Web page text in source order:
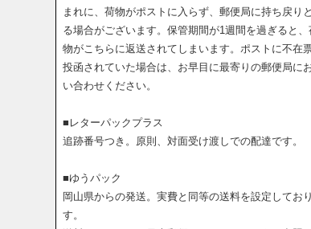
まれに、荷物がポストに入らず、郵便局に持ち戻り
る場合がございます。保管期間が1週間を過ぎると、
物がこちらに返送されてしまいます。ポストに不在
投函されていた場合は、お早目に最寄りの郵便局に
い合わせください。
■レターパックプラス
追跡番号つき。原則、対面受け渡しでの配達です。
■ゆうパック
岡山県からの発送。実費と同等の送料を設定してお
す。